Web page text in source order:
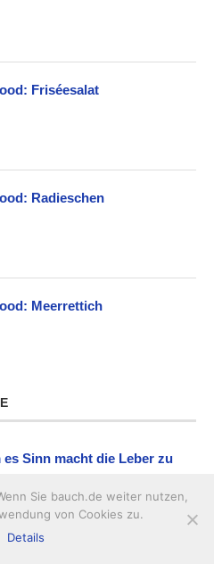
Friséesalat
Radieschen
Meerrettich
es Sinn macht die Leber zu
Sie bauch.de weiter nutzen,
von Cookies zu.
Details